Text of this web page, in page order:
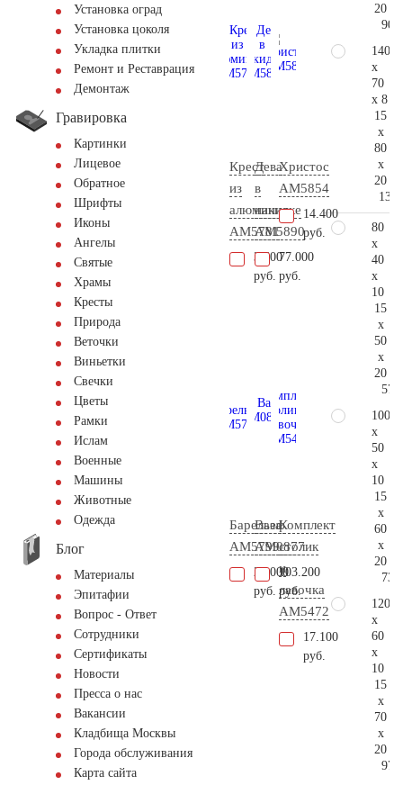
Установка оград
Установка цоколя
Укладка плитки
Ремонт и Реставрация
Демонтаж
Гравировка
Картинки
Лицевое
Обратное
Шрифты
Иконы
Ангелы
Святые
Храмы
Кресты
Природа
Веточки
Виньетки
Свечки
Цветы
Рамки
Ислам
Военные
Машины
Животные
Одежда
Блог
Материалы
Эпитафии
Вопрос - Ответ
Сотрудники
Сертификаты
Новости
Пресса о нас
Вакансии
Кладбища Москвы
Города обслуживания
Карта сайта
Крест
из
алюминия
AM5781
3.500
руб.
Дева
в
накидке
AM5890
77.000
руб.
Христос
AM5854
14.400
руб.
Барельеф
AM5799
20.000
руб.
Ваза
AM0877
103.200
руб.
Комплект
столик
и
лавочка
АМ5472
17.100
руб.
20
140
x
70
x 8
15
x
80
x
20
80
x
40
x
10
15
x
50
x
20
100
x
50
x
10
15
x
60
x
20
120
x
60
x
10
15
x
70
x
20